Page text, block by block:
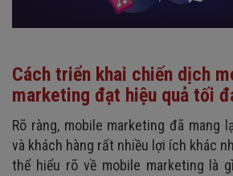
Cách triển khai chiến dịch
marketing đạt hiệu quả tối
Rõ ràng, mobile marketing đã mang
và khách hàng rất nhiều lợi ích khác
thể hiểu rõ về mobile marketing là